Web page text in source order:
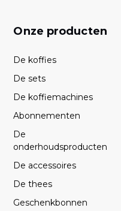
Onze producten
De koffies
De sets
De koffiemachines
Abonnementen
De
onderhoudsproducten
De accessoires
De thees
Geschenkbonnen